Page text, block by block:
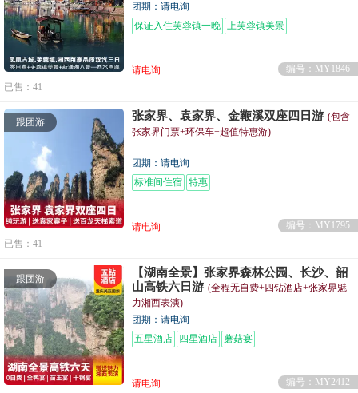
团期：请电询
保证入住芙蓉镇一晚 上芙蓉镇美景
请电询
编号：MY1846
已售：41
跟团游 张家界、袁家界、金鞭溪双座四日游 (包含
张家界门票+环保车+超值特惠游)
团期：请电询
标准间住宿 特惠
请电询
编号：MY1795
已售：41
跟团游
【湖南全景】张家界森林公园、长沙、韶
山高铁六日游 (全程无自费+四钻酒店+张家界魅
力湘西表演)
团期：请电询
五星酒店
四星酒店 蘑菇宴
请电询
编号：MY2412